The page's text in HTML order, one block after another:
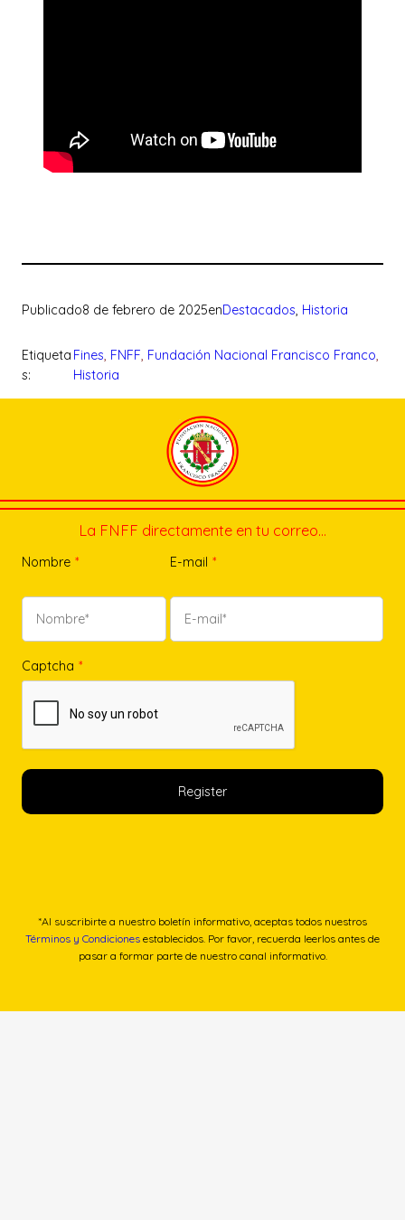
Publicado8 de febrero de 2025enDestacados, Historia
Etiqueta
s:
Fines, FNFF, Fundación Nacional Francisco Franco
Historia
La FNFF directamente en tu correo…
Nombre * E-mail *
Captcha *
*Al suscribirte a nuestro boletín informativo, aceptas todos nuestros
Términos y Condiciones establecidos. Por favor, recuerda leerlos antes de
pasar a formar parte de nuestro canal informativo.